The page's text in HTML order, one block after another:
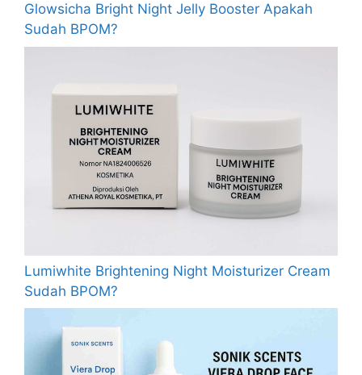
Glowsicha Bright Night Jelly Booster Apakah
Sudah BPOM?
Lumiwhite Brightening Night Moisturizer Cream
Sudah BPOM?